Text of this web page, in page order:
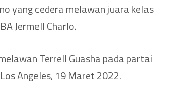
yang cedera melawan juara kelas
Jermell Charlo.
Terrell Guasha pada partai
Angeles, 19 Maret 2022.